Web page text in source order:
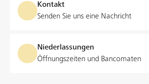
Kontakt
Senden Sie uns eine Nachricht
Niederlassungen
Öffnungszeiten und Bancomaten